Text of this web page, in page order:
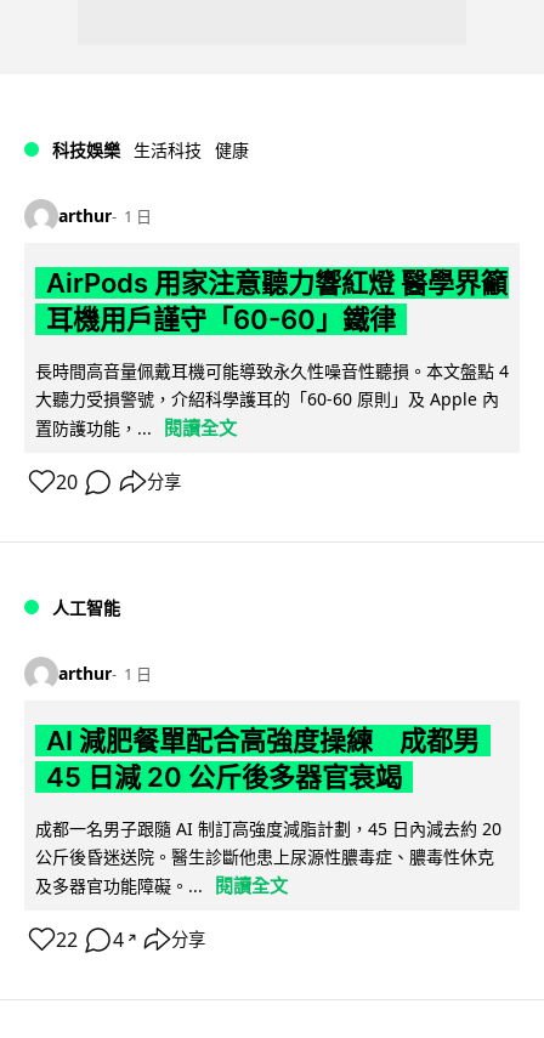
科技娛樂 生活科技 健康
arthur 1 日
AirPods 用家注意聽力響紅燈 醫學界籲
耳機用戶謹守「60-60」鐵律
長時間高音量佩戴耳機可能導致永久性噪音性聽損。本文盤點 4
大聽力受損警號，介紹科學護耳的「60-60 原則」及 Apple 內
置防護功能，...
閱讀全文
20 分享
人工智能
arthur 1 日
AI 減肥餐單配合高強度操練 成都男
45 日減 20 公斤後多器官衰竭
成都一名男子跟隨 AI 制訂高強度減脂計劃，45 日內減去約 20
公斤後昏迷送院。醫生診斷他患上尿源性膿毒症、膿毒性休克
及多器官功能障礙。...
閱讀全文
22 4 ↗ 分享